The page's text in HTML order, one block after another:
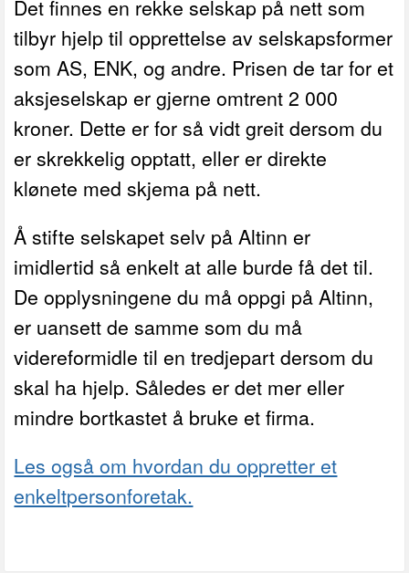
Det finnes en rekke selskap på nett som
tilbyr hjelp til opprettelse av selskapsformer
som AS, ENK, og andre. Prisen de tar for et
aksjeselskap er gjerne omtrent 2 000
kroner. Dette er for så vidt greit dersom du
er skrekkelig opptatt, eller er direkte
klønete med skjema på nett.
Å stifte selskapet selv på Altinn er
imidlertid så enkelt at alle burde få det til.
De opplysningene du må oppgi på Altinn,
er uansett de samme som du må
videreformidle til en tredjepart dersom du
skal ha hjelp. Således er det mer eller
mindre bortkastet å bruke et firma.
Les også om hvordan du oppretter et
enkeltpersonforetak.